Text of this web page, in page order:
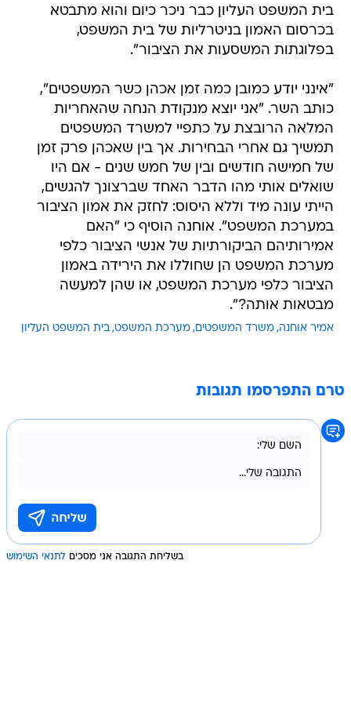
בית המשפט העליון כבר ניכר כיום והוא מתבטא
בכרסום האמון בניטרליות של בית המשפט,
בפלוגתות המשסעות את הציבור".
"אינני יודע כמובן כמה זמן אכהן כשר המשפטים",
כותב השר. "אני יוצא מנקודת הנחה שהאחריות
המלאה הרובצת על כתפיי למשרד המשפטים
תמשיך גם אחרי הבחירות. אך בין שאכהן פרק זמן
של חמישה חודשים ובין של חמש שנים - אם היו
שואלים אותי מהו הדבר האחד שברצונך להגשים,
הייתי עונה מיד וללא היסוס: לחזק את אמון הציבור
במערכת המשפט". אוחנה הוסיף כי "האם
אמירותיהם הביקורתיות של אנשי הציבור כלפי
מערכת המשפט הן שחוללו את הירידה באמון
הציבור כלפי מערכת המשפט, או שהן למעשה
מבטאות אותה?".
אמיר אוחנה משרד המשפטים מערכת המשפט בית המשפט העליון
טרם התפרסמו תגובות
בשליחת התגובה אני מסכים לתנאי השימוש